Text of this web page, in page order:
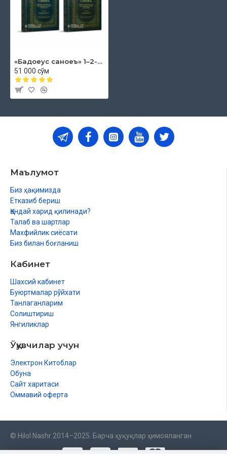
«Бадоеус саноеъ»‎ 1–2-жузлар
51 000 сўм
Маълумот
Биз ҳақимизда
Етказиб бериш
Қандай харид қилинади?
Талаб ва шартлар
Махфийлик сиёсати
Биз билан боғланиш
Кабинет
Шахсий кабинет
Буюртмалар рўйхати
Танлаганларим
Солиштириш
Янгиликлар
Ўқувчилар учун
Электрон Китоблар
Обуна
Сайт харитаси
Оммавий оферта
© Hilol Nashr 2014–2025. Барча ҳуқуқлар ҳимояланган